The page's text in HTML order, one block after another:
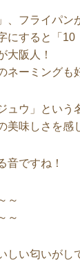
、フライパン
にすると「10
大阪人！
ネーミングも
ュウ」という
美味しさを感
音ですね！
～
～
しい匂いがし